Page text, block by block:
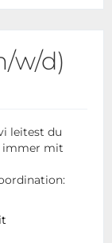
w/d)
leitest du
immer mit